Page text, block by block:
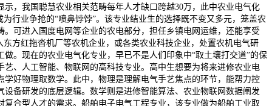
示，我国聪慧农业相关范畴每年人才缺口跨越30万，此中农业电气化
为行业争抢的“喷鼻饽饽”。该专业结业生的选择既不变又多元，笼盖农
。可进入国度电网等企业的农电部分，担任乡镇电网运维，还能享受
东方红拖沓机厂等农机企业，或各类农业科技企业，处置农机电气研
做。现在的农业电气化专业，早已不是人们印象中“取土壤打交道”的保
艺、人工智能、物联网的高科技专业。高中生想要为将来进修农业电
学好物理取数学。此中，物理是理解电气手艺焦点的环节，能帮力控
设备研发的底层逻辑。数学则是进修智能算法、农业物联网数据阐发
复合型人才的需求。船舶电子电气工程专业，该专业做为船舶工业取